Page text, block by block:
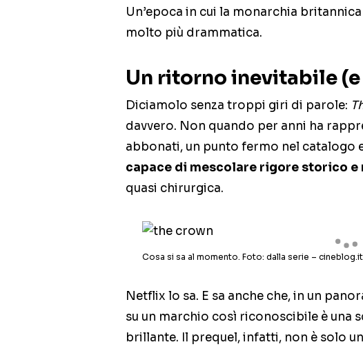
Un’epoca in cui la monarchia
molto più drammatica.
Un ritorno inevitabile (e
Diciamolo senza troppi giri di parole:
davvero. Non quando per anni ha
abbonati, un punto fermo nel catalogo
capace di mescolare rigore storico e
quasi chirurgica.
Cosa si sa al momento. Foto: dalla serie – cineblog.it
Netflix lo sa. E sa anche che, in un
su un marchio così riconoscibile è una
brillante. Il prequel, infatti, non è solo